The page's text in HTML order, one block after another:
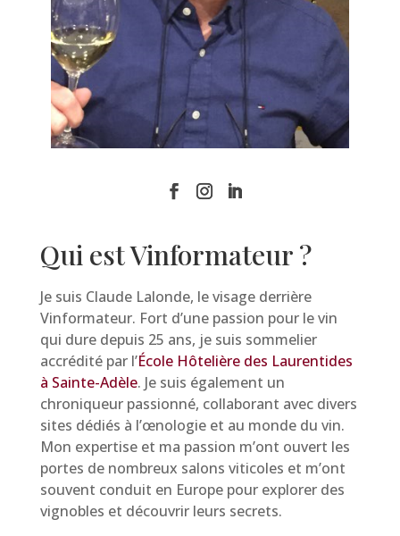
Qui est Vinformateur ?
Je suis Claude Lalonde, le visage derrière
Vinformateur. Fort d’une passion pour le vin
qui dure depuis 25 ans, je suis sommelier
accrédité par l’École Hôtelière des Laurentides
à Sainte-Adèle. Je suis également un
chroniqueur passionné, collaborant avec divers
sites dédiés à l’œnologie et au monde du vin.
Mon expertise et ma passion m’ont ouvert les
portes de nombreux salons viticoles et m’ont
souvent conduit en Europe pour explorer des
vignobles et découvrir leurs secrets.